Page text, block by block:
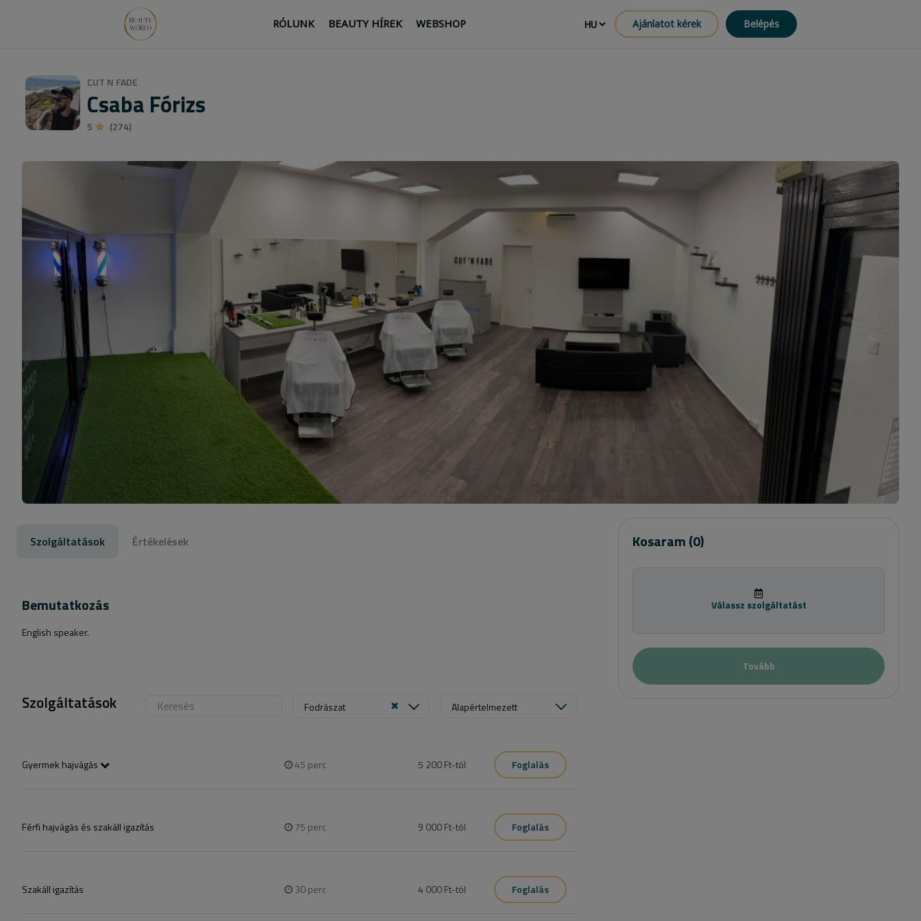
RÓLUNK BEAUTY HÍREK WEBSHOP Ajánlatot kérek Belépés
CUT N FADE
Csaba Fórizs
5 (274)
Szolgáltatások Értékelések
Bemutatkozás
English speaker.
Szolgáltatások Fodrászat Alapértelmezett
Gyermek hajvágás 45 perc 5 200 Ft-tól
Foglalás
Férfi hajvágás és szakáll igazítás 75 perc 9 000 Ft-tól Foglalás
Szakáll igazítás 30perc 4 000 Ft-tól Foglalás
Kosaram(0)
Válassz szolgáltatást
Tovább